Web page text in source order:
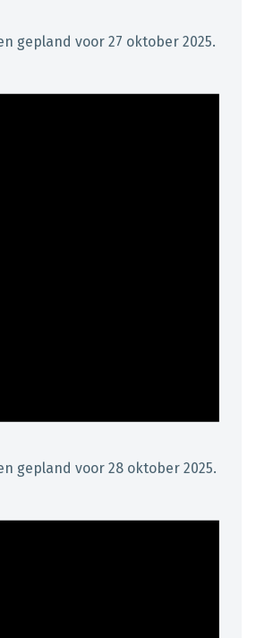
gepland voor 27 oktober 2025.
gepland voor 28 oktober 2025.